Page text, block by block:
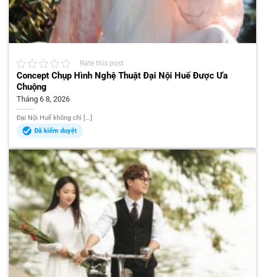
Rate this post
Concept Chụp Hình Nghệ Thuật Đại Nội Huế Được Ưa
Chuộng
Tháng 6 8, 2026
Đại Nội Huế không chỉ [...]
Đã kiểm duyệt